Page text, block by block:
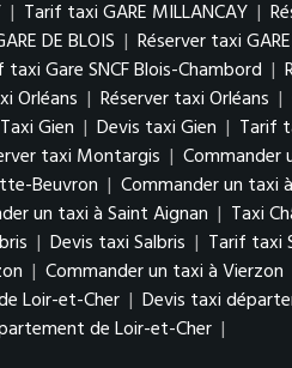
| Tarif taxi GARE MILLANCAY |
DE BLOIS | Réserver taxi
taxi Gare SNCF Blois-Chambord |
Orléans | Réserver taxi Orléans |
Taxi Gien | Devis taxi Gien | Tarif
taxi Montargis | Commander
Beuvron | Commander un taxi
un taxi à Saint Aignan | Taxi
| Devis taxi Salbris | Tarif taxi
| Commander un taxi à Vierzon
Loir-et-Cher | Devis taxi
de Loir-et-Cher |